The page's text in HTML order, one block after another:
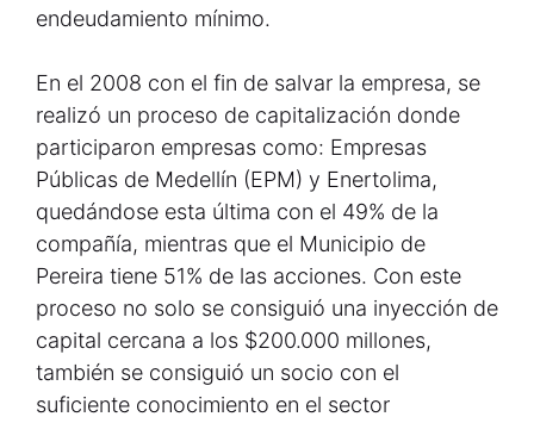
endeudamiento mínimo.
En el 2008 con el fin de salvar la empresa, se
realizó un proceso de capitalización donde
participaron empresas como: Empresas
Públicas de Medellín (EPM) y Enertolima,
quedándose esta última con el 49% de la
compañía, mientras que el Municipio de
Pereira tiene 51% de las acciones. Con este
proceso no solo se consiguió una inyección de
capital cercana a los $200.000 millones,
también se consiguió un socio con el
suficiente conocimiento en el sector